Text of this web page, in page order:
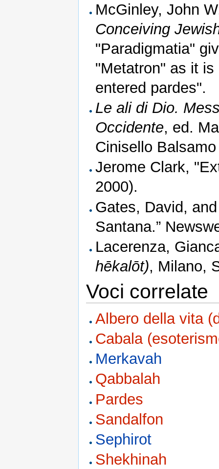
McGinley, John
Conceiving
"Paradigmatia"
"Metatron" as it
entered pardes".
Le ali di Dio.
Occidente, ed.
Cinisello
Jerome Clark,
2000).
Gates, David,
Santana.”
Lacerenza,
hēkalōt), Milano,
Voci correlate
Albero della vita
Cabala
Merkavah
Qabbalah
Pardes
Sandalfon
Sephirot
Shekhinah